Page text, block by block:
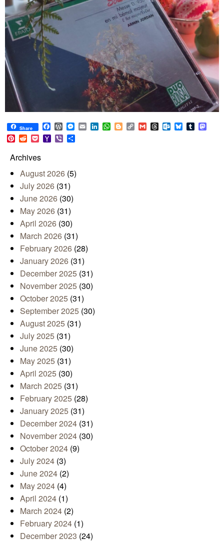
Share Facebook
WordPress
Messenger
EmailLinkedIn
WhatsApp
BloggerCopy
Link
GmailThreadsOutlook.com
BlueskyTumblr
Pinterest
RedditPocketYahoo
Mail
Viber
Archives
August 2026 (5)
July 2026 (31)
June 2026 (30)
May 2026 (31)
April 2026 (30)
March 2026 (31)
February 2026 (28)
January 2026 (31)
December 2025 (31)
November 2025 (30)
October 2025 (31)
September 2025 (30)
August 2025 (31)
July 2025 (31)
June 2025 (30)
May 2025 (31)
April 2025 (30)
March 2025 (31)
February 2025 (28)
January 2025 (31)
December 2024 (31)
November 2024 (30)
October 2024 (9)
July 2024 (3)
June 2024 (2)
May 2024 (4)
April 2024 (1)
March 2024 (2)
February 2024 (1)
December 2023 (24)